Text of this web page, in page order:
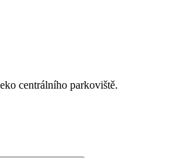
centrálního parkoviště.